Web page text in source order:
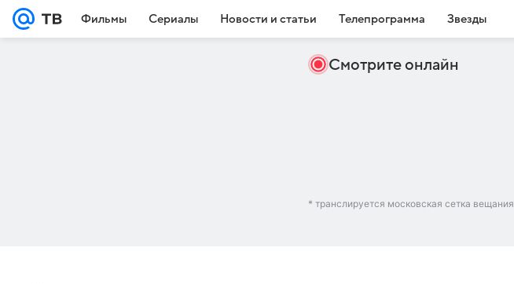
Фильмы Сериалы Новости и статьи Телепрограмма Звезды
Смотрите онлайн
* транслируется московская сетка вещания